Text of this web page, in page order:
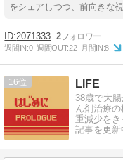
をシェアしつつ、前向きな
2071333 2
週間IN:0 週間OUT:22 月間IN:8
16 LIFE
38歳で大
ん剤治療
重減少を
記事を更新